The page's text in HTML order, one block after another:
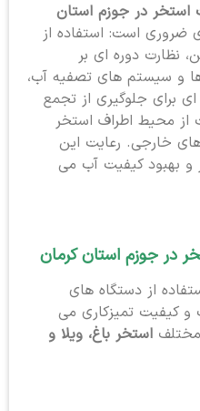
در جوزم استان
ضروری است: استفاده از
نظارت دوره ای بر
و سیستم های تصفیه آب،
برای جلوگیری از تجمع
از محیط اطراف استخر
خارجی. رعایت این
و بهبود کیفیت آب می
در جوزم استان کرمان
از دستگاه های
تمیزکاری می
استخر باغ، ویلا و